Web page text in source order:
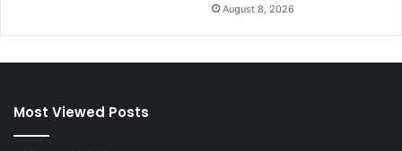
August 8, 2026
Most Viewed Posts